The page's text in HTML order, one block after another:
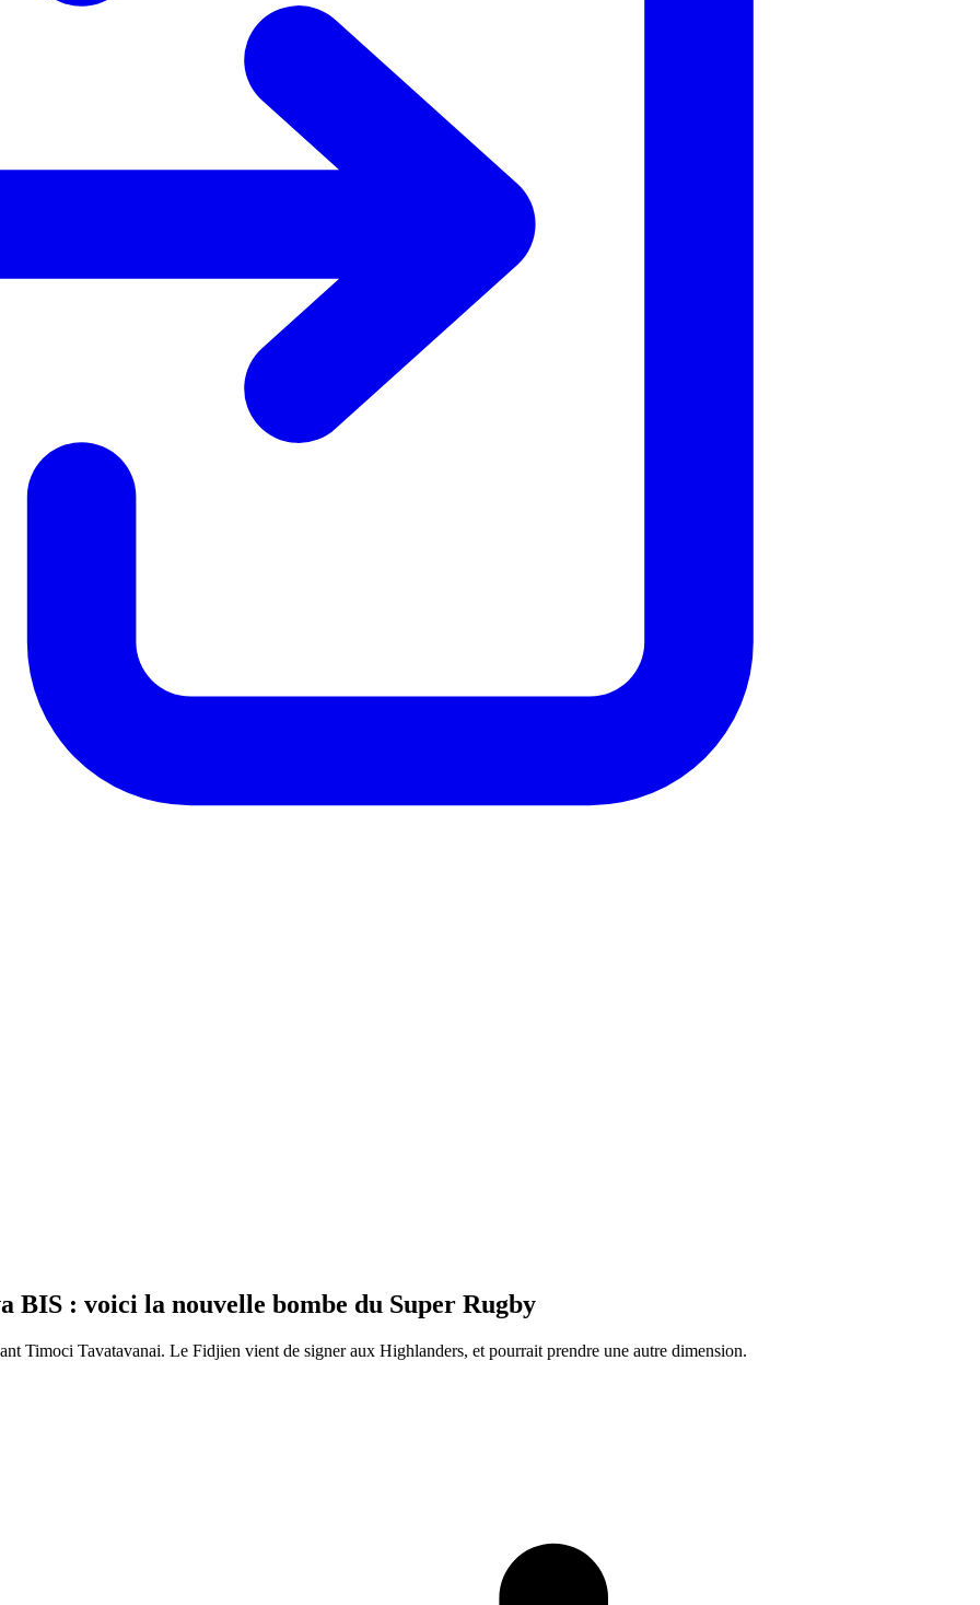
BIS : voici la nouvelle bombe du Super Rugby
Timoci Tavatavanai. Le Fidjien vient de signer aux Highlanders, et pourrait prendre une autre dimension.